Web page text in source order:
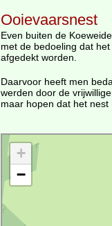
Ooievaarsnest
Even buiten de
met de bedoeling dat
afgedekt worden.
Daarvoor heeft men
werden door de
maar hopen dat het nest